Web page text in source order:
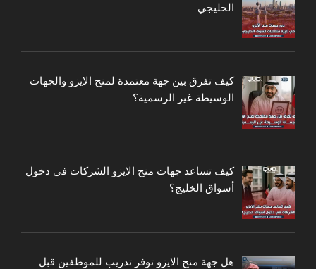
الخليجي
كيف تفرق بين جهة معتمدة لمنح الايزو والجهات
الوسيطة غير الرسمية؟
كيف تساعد جهات منح الايزو الشركات في دخول
أسواق الخليج؟
هل جهة منح الايزو توفر تدريب للموظفين قبل